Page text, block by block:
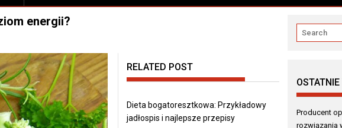
energii?
RELATED POST
Dieta bogatoresztkowa: Przykładowy
jadłospis i najlepsze przepisy
Producent
rozwiązania